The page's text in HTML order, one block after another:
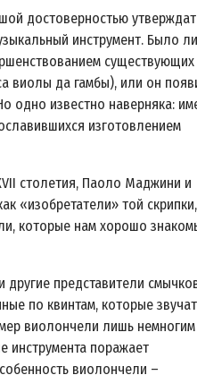
достоверностью
инструмент. Было
существующих
виолы да гамбы), или он
одно известно наверняка:
изготовлением
столетия, Паоло Маджини и
«изобретатели» той скрипки,
которые нам хорошо
другие представители
по квинтам, которые звучат
виолончели лишь немногим
инструмента поражает
виолончели –